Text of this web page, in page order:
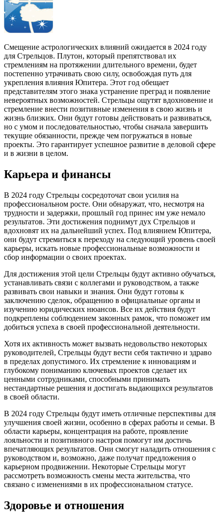
Смещение астрологических влияний ожидается в 2024 году
для Стрельцов. Плутон, который препятствовал их
стремлениям на протяжении длительного времени, будет
постепенно утрачивать свою силу, освобождая путь для
укрепления влияния Юпитера. Этот год обещает
представителям этого знака устранение преград и появление
невероятных возможностей. Стрельцы ощутят вдохновение и
стремление внести позитивные изменения в свою жизнь и
жизнь близких. Они будут готовы действовать и развиваться,
но с умом и последовательностью, чтобы сначала завершить
текущие обязанности, прежде чем погружаться в новые
проекты. Это гарантирует успешное развитие в деловой сфере
и в жизни в целом.
Карьера и финансы
В 2024 году Стрельцы сосредоточат свои усилия на
профессиональном росте. Они обнаружат, что, несмотря на
трудности и задержки, прошлый год принес им уже немало
результатов. Эти достижения поднимут дух Стрельцов и
вдохновят их на дальнейший успех. Под влиянием Юпитера,
они будут стремиться к переходу на следующий уровень своей
карьеры, искать новые профессиональные возможности и
сбор информации о своих проектах.
Для достижения этой цели Стрельцы будут активно обучаться,
устанавливать связи с коллегами и руководством, а также
развивать свои навыки и знания. Они будут готовы к
заключению сделок, обращению в официальные органы и
изучению юридических нюансов. Все их действия будут
подкреплены соблюдением законных рамок, что поможет им
добиться успеха в своей профессиональной деятельности.
Хотя их активность может вызвать недовольство некоторых
руководителей, Стрельцы будут вести себя тактично и здраво
в пределах допустимого. Их стремление к инновациям и
глубокому пониманию ключевых проектов сделает их
ценными сотрудниками, способными принимать
нестандартные решения и достигать выдающихся результатов
в своей области.
В 2024 году Стрельцы будут иметь отличные перспективы для
улучшения своей жизни, особенно в сферах работы и семьи. В
области карьеры, концентрация на работе, проявление
лояльности и позитивного настроя помогут им достичь
впечатляющих результатов. Они смогут наладить отношения с
руководством и, возможно, даже получат предложения о
карьерном продвижении. Некоторые Стрельцы могут
рассмотреть возможность смены места жительства, что
связано с изменениями в их профессиональном статусе.
Здоровье и отношения